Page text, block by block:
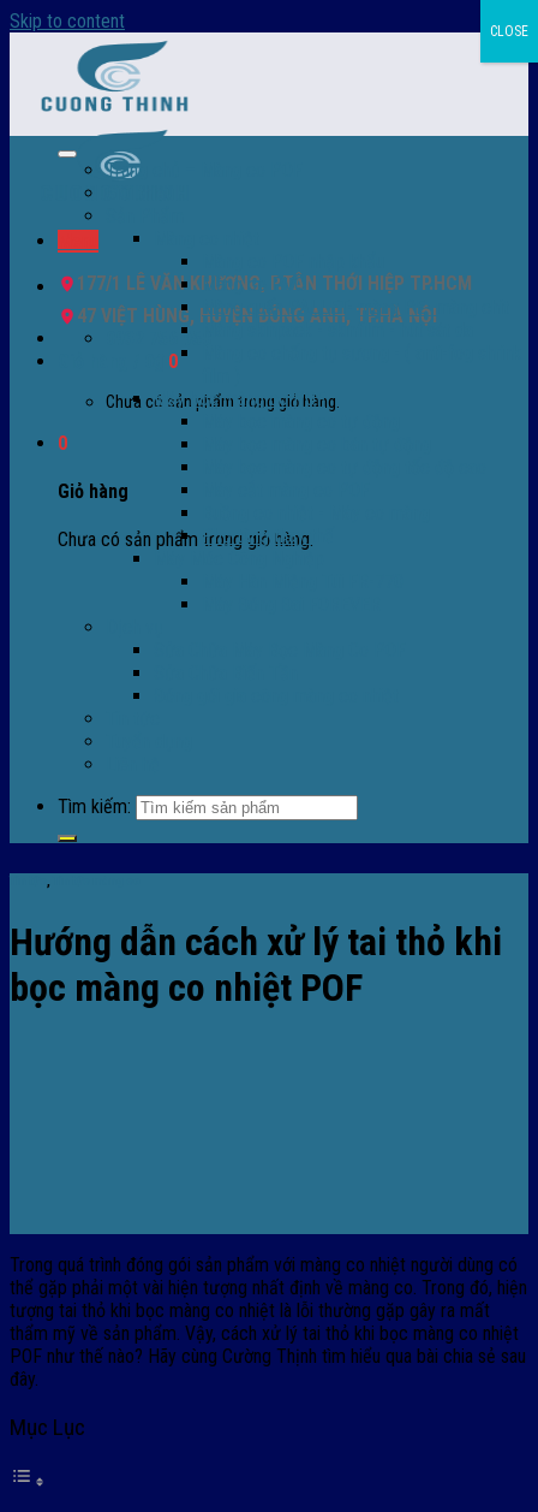
Skip to content
177/1 LÊ VĂN KHƯƠNG, P.TÂN THỚI HIỆP TP.HCM
47 VIỆT HÙNG, HUYỆN ĐÔNG ANH, TP.HÀ NỘI
0932 756 950
0
Chưa có sản phẩm trong giỏ hàng.
0
Giỏ hàng
Chưa có sản phẩm trong giỏ hàng.
Trang chủ – Màng co POF
Màng co PVC
Màng quấn PALLET- màng PE- màng chit
Màng skinpack - skinfilm - hút sát da
Máy bọc màng co POF
Phụ tùng thay thế
Tìm kiếm:
,
Hướng dẫn cách xử lý tai thỏ khi
bọc màng co nhiệt POF
Trong quá trình đóng gói sản phẩm với màng co nhiệt người dùng có
thể gặp phải một vài hiện tượng nhất định về màng co. Trong đó, hiện
tượng tai thỏ khi bọc màng co nhiệt là lỗi thường gặp gây ra mất
thẩm mỹ về sản phẩm. Vậy, cách xử lý tai thỏ khi bọc màng co nhiệt
POF như thế nào? Hãy cùng Cường Thịnh tìm hiểu qua bài chia sẻ sau
đây.
Mục Lục
CLOSE